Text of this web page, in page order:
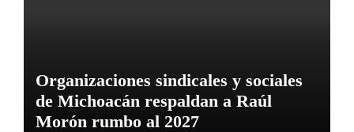
Organizaciones sindicales y sociales
de Michoacán respaldan a Raúl
Morón rumbo al 2027